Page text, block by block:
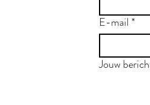
E-mail*
Jouw